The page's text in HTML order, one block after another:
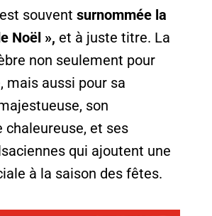
souvent surnommée la
Noël », et à juste titre. La
non seulement pour
mais aussi pour sa
son
chaleureuse, et ses
qui ajoutent une
à la saison des fêtes.